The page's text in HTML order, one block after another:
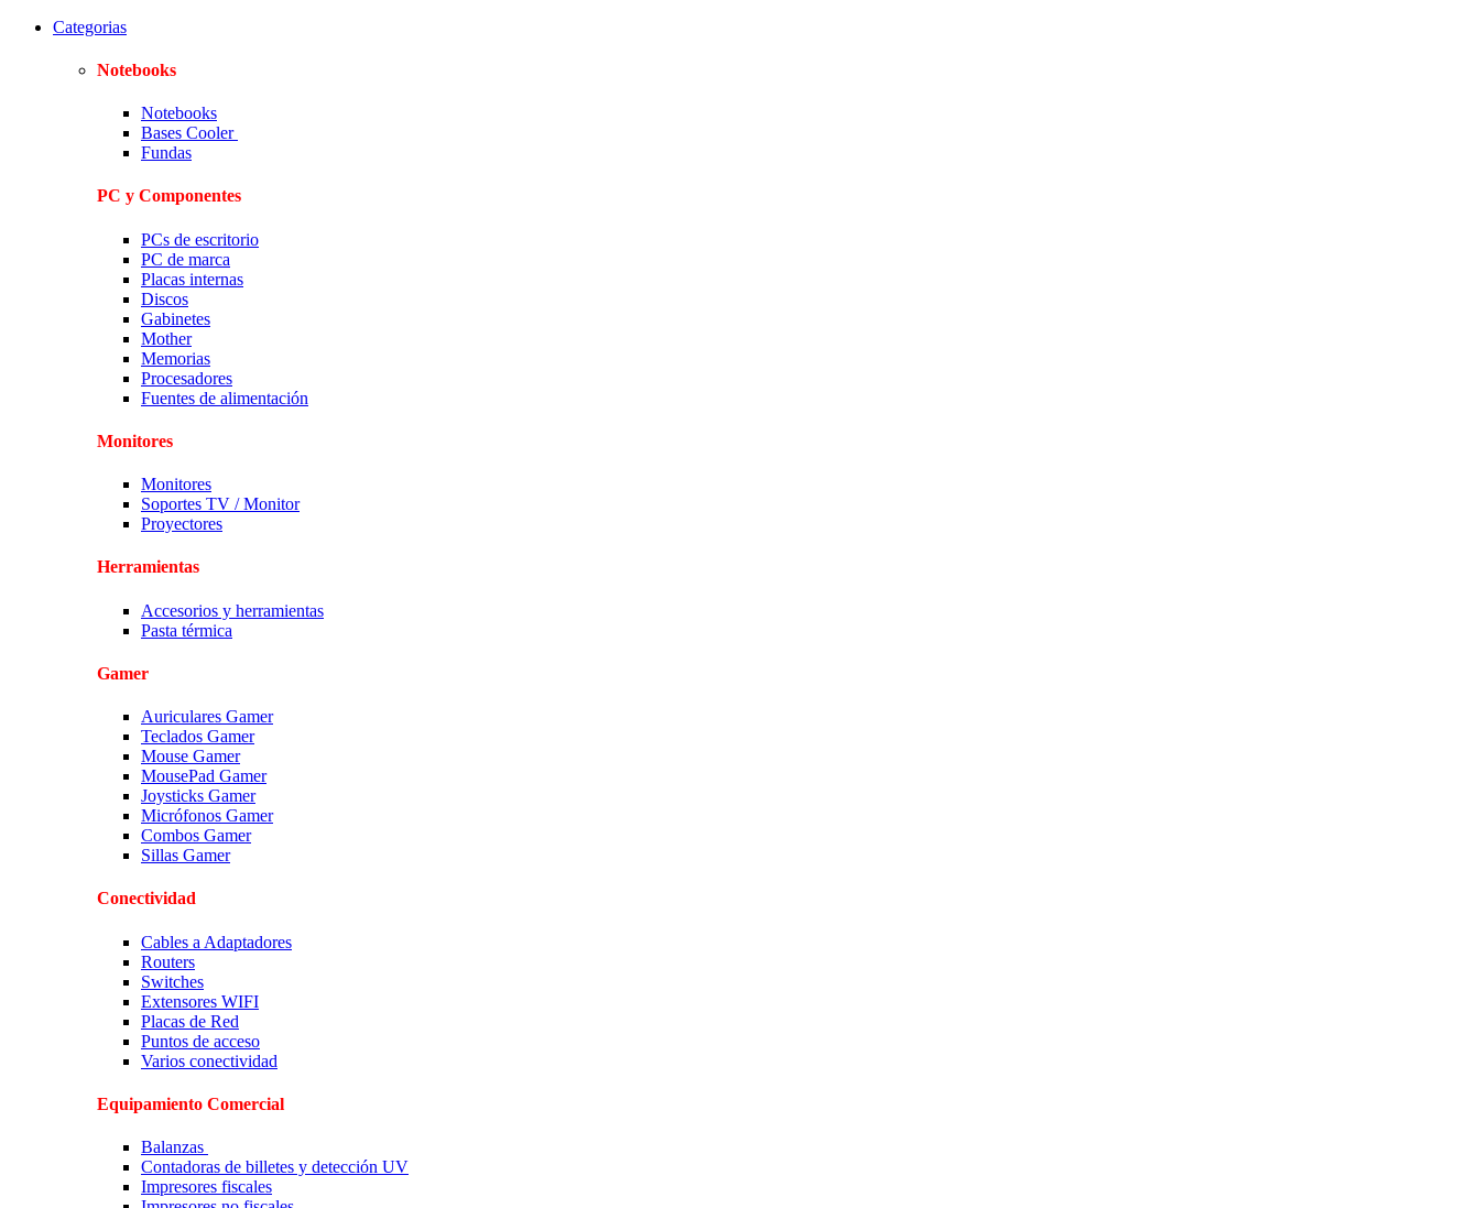
Categorias
Notebooks
Notebooks
Bases Cooler
Fundas
PC y Componentes
PCs de escritorio
PC de marca
Placas internas
Discos
Gabinetes
Mother
Memorias
Procesadores
Fuentes de alimentación
Monitores
Monitores
Soportes TV / Monitor
Proyectores
Herramientas
Accesorios y herramientas
Pasta térmica
Gamer
Auriculares Gamer
Teclados Gamer
Mouse Gamer
MousePad Gamer
Joysticks Gamer
Micrófonos Gamer
Combos Gamer
Sillas Gamer
Conectividad
Cables a Adaptadores
Routers
Switches
Extensores WIFI
Placas de Red
Puntos de acceso
Varios conectividad
Equipamiento Comercial
Balanzas
Contadoras de billetes y detección UV
Impresores fiscales